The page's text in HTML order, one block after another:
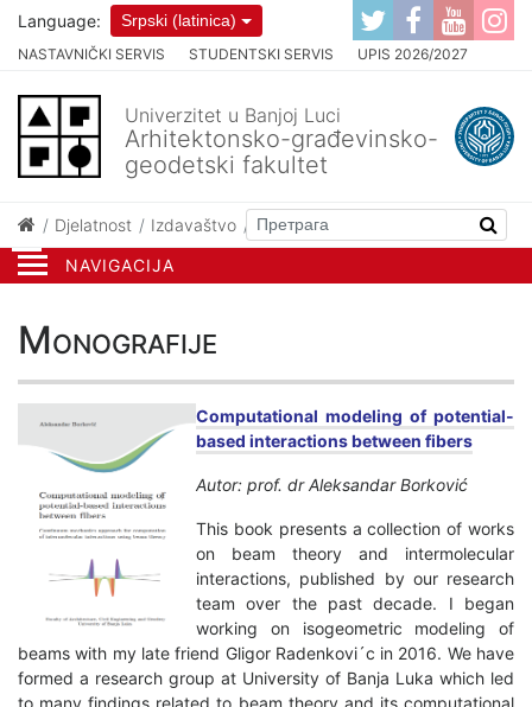
NAVIGACIJA
NASTAVNIČKI SERVIS STUDENTSKI SERVIS UPIS 2026/2027
Language: Srpski (latinica)
Univerzitet u Banjoj Luci
Arhitektonsko-građevinsko-
geodetski fakultet
Djelatnost Izdavaštvo Monografije
Monografije
Computational modeling of potential-
based interactions between fibers
Autor: prof. dr Aleksandar Borković
This book presents a collection of works
on beam theory and intermolecular
interactions, published by our research
team over the past decade. I began
working on isogeometric modeling of
beams with my late friend Gligor Radenkovi´c in 2016. We have
formed a research group at University of Banja Luka which led
to many findings related to beam theory and its computational